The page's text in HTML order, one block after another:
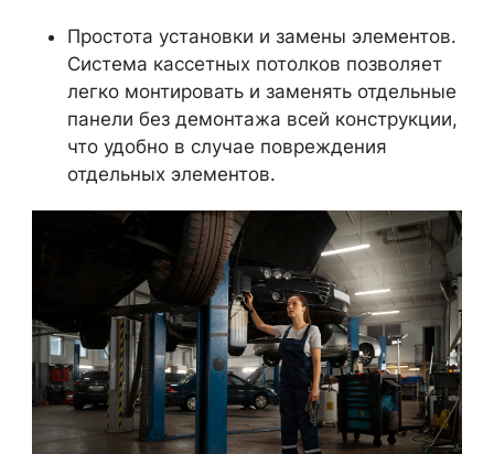
Простота установки и замены элементов.
Система кассетных потолков позволяет
легко монтировать и заменять отдельные
панели без демонтажа всей конструкции,
что удобно в случае повреждения
отдельных элементов.